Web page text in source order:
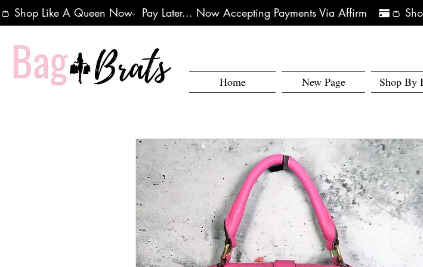
👛 Shop Like A Queen Now-  Pay Later... Now Accepting Payments Via Affirm
Home New Page Shop By